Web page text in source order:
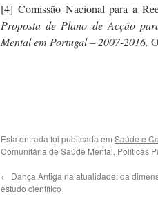
[4] Comissão Nacional para a
Proposta de Plano de Acção
Mental em Portugal – 2007-2016.
Esta entrada foi publicada em Saúde e
Comunitária de Saúde Mental, Políticas
← Dança Antiga na atualidade: da
estudo científico